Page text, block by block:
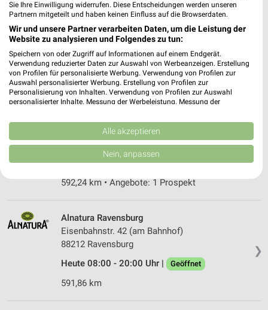
Denns BioMarkt Radolfzell
Hegaustr. 21
78315 Radolfzell
Heute 08:00 - 20:00 Uhr | Geöffnet
617,99 km • Angebote: 1 Prospekt
❯
88214 Ravensburg
Heute 08:00 - 20:00 Uhr | Geöffnet
592,24 km • Angebote: 1 Prospekt
❯
Alnatura Ravensburg
Eisenbahnstr. 42 (am Bahnhof)
88212 Ravensburg
Heute 08:00 - 20:00 Uhr |
Geöffnet
591,86 km
Sie Ihre Einwilligung widerrufen. Diese Entscheidungen werden unseren
Partnern mitgeteilt und haben keinen Einfluss auf die Browserdaten.
Wir und unsere Partner verarbeiten Daten, um die Leistung der
Website zu analysieren und Folgendes zu tun:
Speichern von oder Zugriff auf Informationen auf einem Endgerät.
Verwendung reduzierter Daten zur Auswahl von Werbeanzeigen. Erstellung
von Profilen für personalisierte Werbung. Verwendung von Profilen zur
Auswahl personalisierter Werbung. Erstellung von Profilen zur
Personalisierung von Inhalten. Verwendung von Profilen zur Auswahl
personalisierter Inhalte. Messung der Werbeleistung. Messung der
Kombinationen von Daten aus verschiedenen Quellen. Entwicklung und
Verbesserung der Angebote. Verwendung reduzierter Daten zur Auswahl
von Inhalten.
Daten können außerhalb der Europäischen Union weitergegeben und in die
USA gesendet werden.
Website/App.
Wir nutzen Ihre Daten für folgende Zwecke:
IAB-Verarbeitungszwecke:
Speichern von oder Zugriff auf Informationen
Verwendung reduzierter Daten zur Auswahl von
Alle akzeptieren
Nein, anpassen